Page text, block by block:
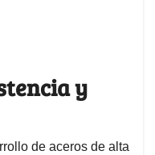
y
de aceros de alta